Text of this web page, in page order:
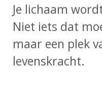
Je lichaam
Niet iets dat
maar een plek
levenskracht.